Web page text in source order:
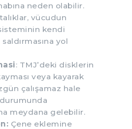
neden olabilir.
vücudun
sisteminin kendi
yol
: TMJ’deki disklerin
veya kayarak
çalışamaz hale
meydana gelebilir.
Çene eklemine